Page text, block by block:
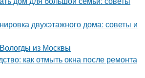
двухэтажного дома: советы и
из Москвы
как отмыть окна после ремонта